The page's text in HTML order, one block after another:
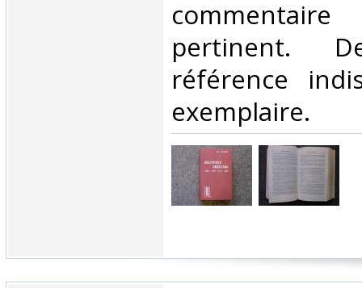
pertinent.
référence
exemplaire.‎